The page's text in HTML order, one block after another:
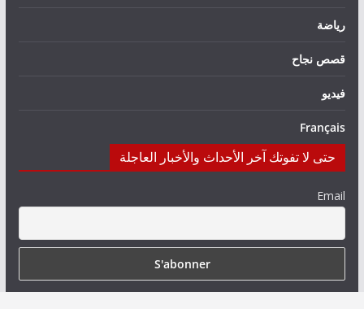
رياضة
قصص نجاح
فيديو
Français
حتى لا تفوتك آخر الأحداث والأخبار العاجلة
Email